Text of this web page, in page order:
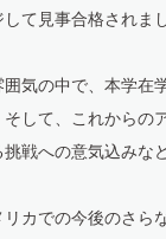
て見事合格されまし
気の中で、本学在
して、これからの
戦への意気込みな
カでの今後のさら